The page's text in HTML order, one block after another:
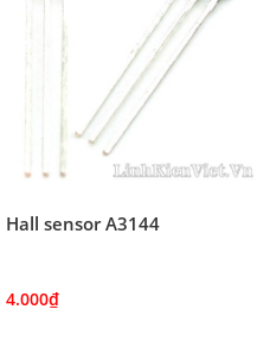
Hall sensor A3144
4.000₫